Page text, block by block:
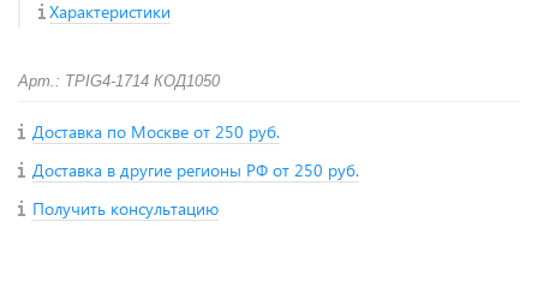
Характеристики
Арт.: TPIG4-1714 КОД1050
Доставка по Москве от 250 руб.
Доставка в другие регионы РФ от 250 руб.
Получить консультацию